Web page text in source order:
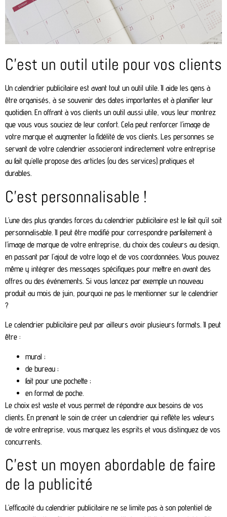
C’est un outil utile pour vos clients
Un calendrier publicitaire est avant tout un outil utile. Il aide les gens à
être organisés, à se souvenir des dates importantes et à planifier leur
quotidien. En offrant à vos clients un outil aussi utile, vous leur montrez
que vous vous souciez de leur confort. Cela peut renforcer l’image de
votre marque et augmenter la fidélité de vos clients. Les personnes se
servant de votre calendrier associeront indirectement votre entreprise
au fait qu’elle propose des articles (ou des services) pratiques et
durables.
C’est personnalisable !
L’une des plus grandes forces du calendrier publicitaire est le fait qu’il soit
personnalisable. Il peut être modifié pour correspondre parfaitement à
l’image de marque de votre entreprise, du choix des couleurs au design,
en passant par l’ajout de votre logo et de vos coordonnées. Vous pouvez
même y intégrer des messages spécifiques pour mettre en avant des
offres ou des événements. Si vous lancez par exemple un nouveau
produit au mois de juin, pourquoi ne pas le mentionner sur le calendrier
?
Le calendrier publicitaire peut par ailleurs avoir plusieurs formats. Il peut
être :
mural ;
de bureau ;
fait pour une pochette ;
en format de poche.
Le choix est vaste et vous permet de répondre aux besoins de vos
clients. En prenant le soin de créer un calendrier qui reflète les valeurs
de votre entreprise, vous marquez les esprits et vous distinguez de vos
concurrents.
C’est un moyen abordable de faire
de la publicité
L’efficacité du calendrier publicitaire ne se limite pas à son potentiel de